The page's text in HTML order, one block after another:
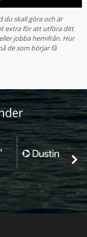
du skall göra och är
extra för att utföra ditt
jobba hemifrån. Hur
de som börjar få